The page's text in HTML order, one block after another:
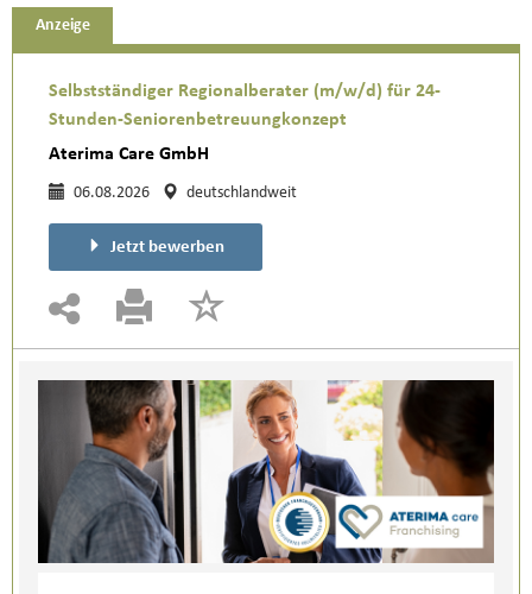
Anzeige
Selbstständiger Regionalberater (m/w/d) für 24-
Stunden-Seniorenbetreuungkonzept
Aterima Care GmbH
06.08.2026 deutschlandweit
Jetzt bewerben